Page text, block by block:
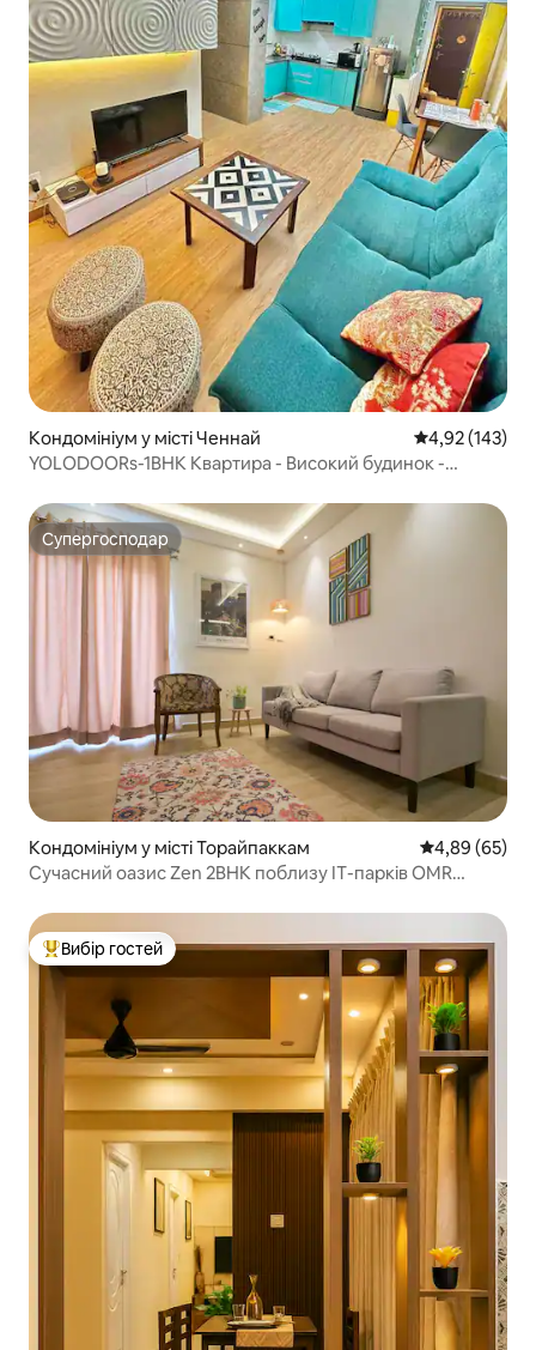
Кондомініум у місті Ченнай Середня
4,92 (143)
YOLODOORs-1BHK Квартира - Високий будинок -
Супергосподар
Супергосподар
Кондомініум у місті Торайпаккам Середня
4,89 (65)
Сучасний оазис Zen 2BHK поблизу ІТ-парків OMR
Топ вибір гостей
Вибір гостей